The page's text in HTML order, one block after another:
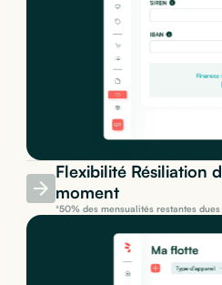
Flexibilité Résiliation
moment
*50% des mensualités restantes dues